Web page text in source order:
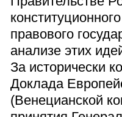
правового
анализе этих
За исторически
Доклада
(Венецианской